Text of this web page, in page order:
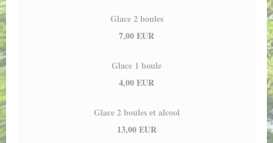
Glace 2 boules
7,00 EUR
Glace 1 boule
4,00 EUR
Glace 2 boules et alcool
13,00 EUR